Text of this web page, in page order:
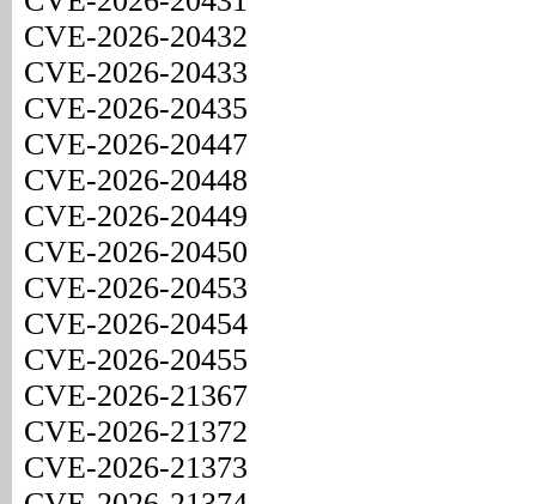
CVE-2026-20432
CVE-2026-20433
CVE-2026-20435
CVE-2026-20447
CVE-2026-20448
CVE-2026-20449
CVE-2026-20450
CVE-2026-20453
CVE-2026-20454
CVE-2026-20455
CVE-2026-21367
CVE-2026-21372
CVE-2026-21373